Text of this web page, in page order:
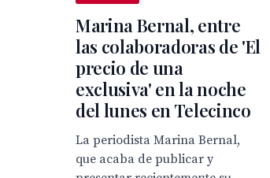
Marina Bernal, entre
las colaboradoras de 'El
precio de una
exclusiva' en la noche
del lunes en Telecinco
La periodista Marina Bernal,
que acaba de publicar y